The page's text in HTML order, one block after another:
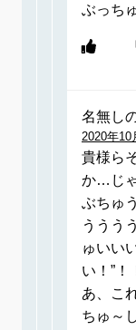
ぶっち
名無し
2020年10
貴様ら
か…じ
ぶちゅ
ううう
ゅいい
い！”！
あ、こ
ちゅ～